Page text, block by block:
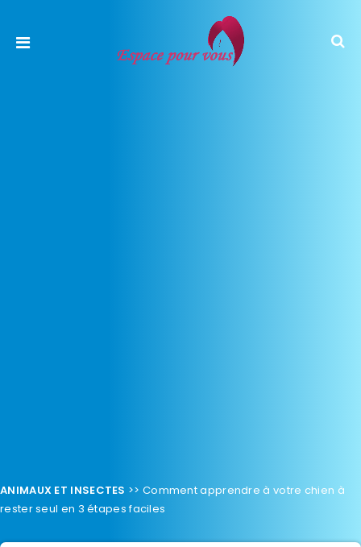
ANIMAUX ET INSECTES >> Comment apprendre à votre chien à
rester seul en 3 étapes faciles